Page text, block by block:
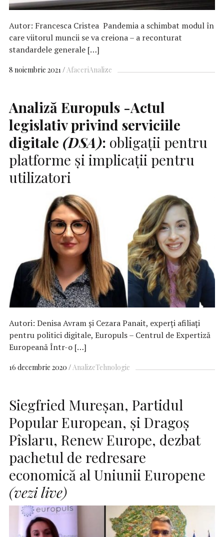
Autor: Francesca Cristea Pandemia a schimbat modul în
care viitorul muncii se va creiona – a reconturat
standardele generale […]
8 noiembrie 2021 AfaceriAnalize
Analiză Europuls -Actul
legislativ privind serviciile
digitale (DSA): obligații pentru
platforme și implicații pentru
utilizatori
Autori: Denisa Avram și Cezara Panait, experți afiliați
pentru politici digitale, Europuls – Centrul de Expertiză
Europeană Într-o […]
16 decembrie 2020 AnalizeTehnologie
Siegfried Mureșan, Partidul
Popular European, și Dragoș
Pîslaru, Renew Europe, dezbat
pachetul de redresare
economică al Uniunii Europene
(vezi live)